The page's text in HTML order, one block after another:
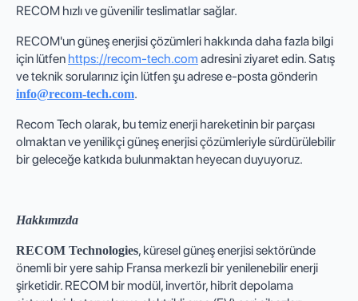
RECOM hızlı ve güvenilir teslimatlar sağlar.
RECOM'un güneş enerjisi çözümleri hakkında daha fazla bilgi
için lütfen https://recom-tech.com adresini ziyaret edin. Satış
ve teknik sorularınız için lütfen şu adrese e-posta gönderin
info@recom-tech.com.
Recom Tech olarak, bu temiz enerji hareketinin bir parçası
olmaktan ve yenilikçi güneş enerjisi çözümleriyle sürdürülebilir
bir geleceğe katkıda bulunmaktan heyecan duyuyoruz.
Hakkımızda
RECOM Technologies, küresel güneş enerjisi sektöründe
önemli bir yere sahip Fransa merkezli bir yenilenebilir enerji
şirketidir. RECOM bir modül, invertör, hibrit depolama